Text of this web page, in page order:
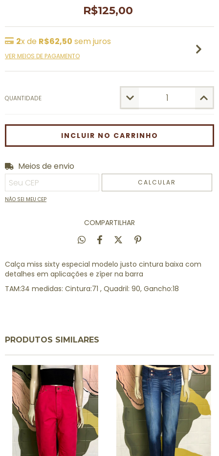
R$125,00
2x de R$62,50 sem juros
VER MEIOS DE PAGAMENTO
QUANTIDADE
Entregas para o CEP:
Meios de envio
CALCULAR
NÃO SEI MEU CEP
COMPARTILHAR
Calça miss sixty especial modelo justo cintura baixa com
detalhes em aplicações e zíper na barra
TAM:34 medidas: Cintura:71 , Quadril: 90, Gancho:18
PRODUTOS SIMILARES